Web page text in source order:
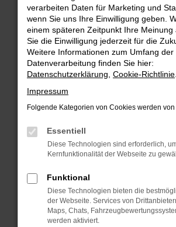
Beim Laden ist ein Fehler
Hier sind ein paar Tipps, die dir
Überprüfe deine Firewall und
Internetverbindung.
Laden andere Webseiten, zum
Suchmaschine?
Prüfe deine
Manche Erweiterungen, wie
können das Laden bestimmter
verhindern. Funktioniert die Seite
Fenster?
Starte dein Gerät neu.
Das kann manchmal helfen,
Probleme zu beheben.
verarbeiten Daten für Marketing und
wenn Sie uns Ihre Einwilligung geben.
einem späteren Zeitpunkt Ihre Meinung
Sie die Einwilligung jederzeit für die
Weitere Informationen zum Umfang der
Datenverarbeitung finden Sie hier:
Datenschutzerklärung Cookie-Richtlinie
Impressum
Folgende Kategorien von Cookies werden
Essentiell
Diese Technologien sind erforderlich,
Kernfunktionalität der Webseite zu
Funktional
Diese Technologien bieten die
der Webseite. Services von
Maps, Chats,
werden aktiviert.